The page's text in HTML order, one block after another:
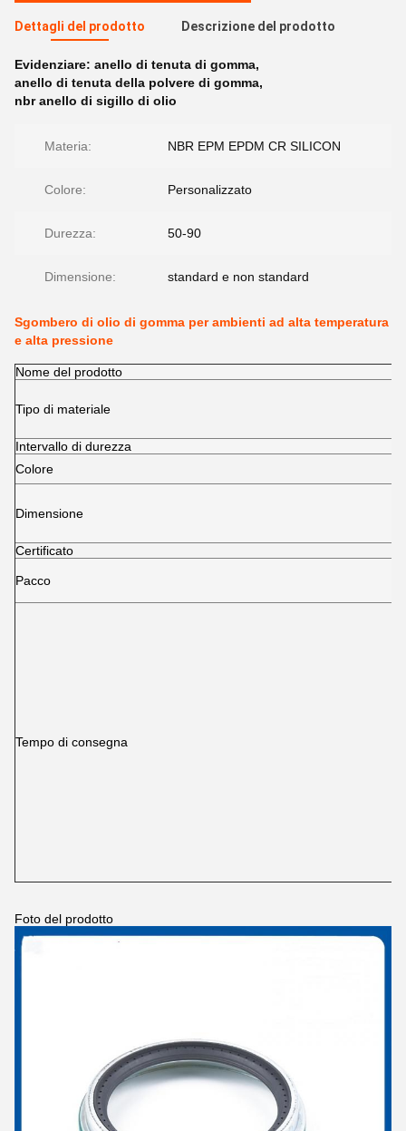
Dettagli del prodotto Descrizione del prodotto
Evidenziare: anello di tenuta di gomma,
anello di tenuta della polvere di gomma,
nbr anello di sigillo di olio
Materia: NBR EPM EPDM CR SILICON
Colore: Personalizzato
Durezza: 50-90
Dimensione: standard e non standard
Sgombero di olio di gomma per ambienti ad alta temperatura
e alta pressione
Nome del prodotto
Tipo di materiale
Intervallo di durezza
Colore
Dimensione
Certificato
Pacco
Tempo di consegna
Foto del prodotto